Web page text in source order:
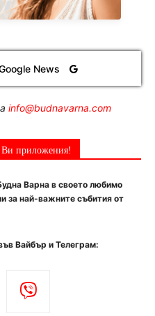
News
info@budnavarna.com
Ви приложения!
Варна в своето любимо
за най-важните събития от
Вайбър и Телеграм: